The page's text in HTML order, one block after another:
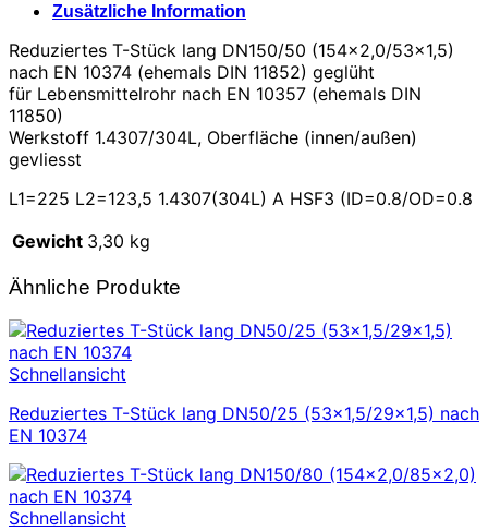
Zusätzliche Information
Reduziertes T-Stück lang DN150/50 (154×2,0/53×1,5)
nach EN 10374 (ehemals DIN 11852) geglüht
für Lebensmittelrohr nach EN 10357 (ehemals DIN
11850)
Werkstoff 1.4307/304L, Oberfläche (innen/außen)
gevliesst
L1=225 L2=123,5 1.4307(304L) A HSF3 (ID=0.8/OD=0.8
Gewicht 3,30 kg
Ähnliche Produkte
Schnellansicht
Reduziertes T-Stück lang DN50/25 (53×1,5/29×1,5) nach
EN 10374
Schnellansicht